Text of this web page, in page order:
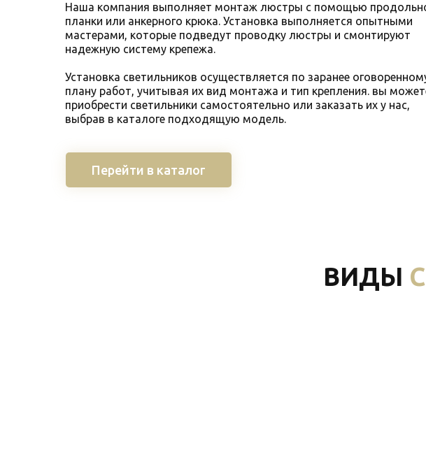
Наша компания выполняет монтаж люстры с помощью
планки или анкерного крюка. Установка выполняется опытными
мастерами, которые подведут проводку люстры и смонтируют
надежную систему крепежа.
Установка светильников осуществляется по заранее
плану работ, учитывая их вид монтажа и тип крепления. вы
приобрести светильники самостоятельно или заказать их у нас,
выбрав в каталоге подходящую модель.
Перейти в каталог
ВИДЫ